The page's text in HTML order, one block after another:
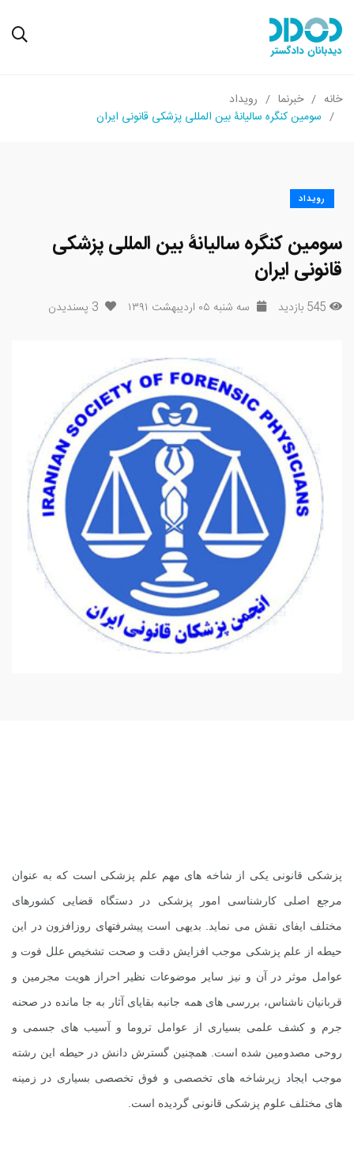
خانه خبرنما
رویداد
سومین کنگره سالیانۀ بین المللی پزشکی قانونی ایران
رویداد
سومین کنگره سالیانۀ بین المللی پزشکی
قانونی ایران
545 بازدید سه شنبه ۰۵ اردیبهشت ۱۳۹۱ 3 پسندیدن
پزشکی قانونی یکی از شاخه های مهم علم پزشکی است که به عنوان
مرجع اصلی کارشناسی امور پزشکی در دستگاه قضایی کشورهای
مختلف ایفای نقش می نماید. بدیهی است پیشرفتهای روزافزون در این
حیطه از علم پزشکی موجب افزایش دقت و صحت تشخیص علل فوت و
عوامل موثر در آن و نیز سایر موضوعات نظیر احراز هویت مجرمین و
قربانیان ناشناس، بررسی های همه جانبه بقایای آثار به جا مانده در صحنه
جرم و کشف علمی بسیاری از عوامل تروما و آسیب های جسمی و
روحی مصدومین شده است. همچنین گسترش دانش در حیطه این رشته
موجب ایجاد زیرشاخه های تخصصی و فوق تخصصی بسیاری در زمینه
های مختلف علوم پزشکی قانونی گردیده است.